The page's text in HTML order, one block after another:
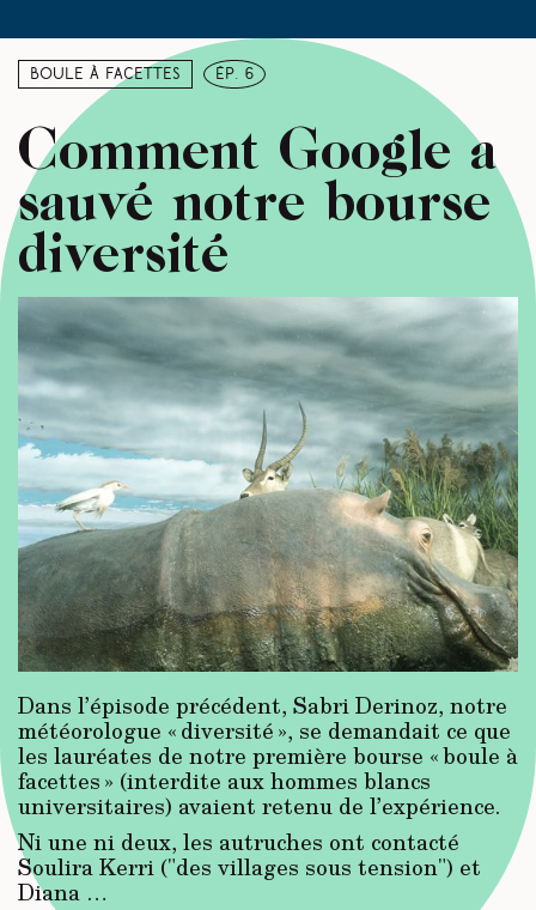
Boule à facettes ép. 6
Comment Google a
sauvé notre bourse
diversité
Dans l’épisode précédent, Sabri Derinoz, notre
météorologue « diversité », se demandait ce que
les lauréates de notre première bourse « boule à
facettes » (interdite aux hommes blancs
universitaires) avaient retenu de l’expérience.
Ni une ni deux, les autruches ont contacté
Soulira Kerri ("des villages sous tension") et
Diana …